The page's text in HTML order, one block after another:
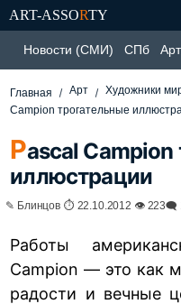
ART-ASSORTY
Новости (СМИ) СПб Арт
Главная Арт Художники
Campion трогательные
Pascal Campion
иллюстрации
✎ Блинцов ⏱ 22.10.2012 👁 223🗨
Работы
Campion — это как
радости и вечные